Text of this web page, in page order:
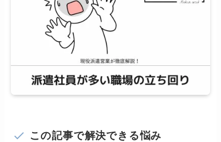
この記事で解決できる悩み